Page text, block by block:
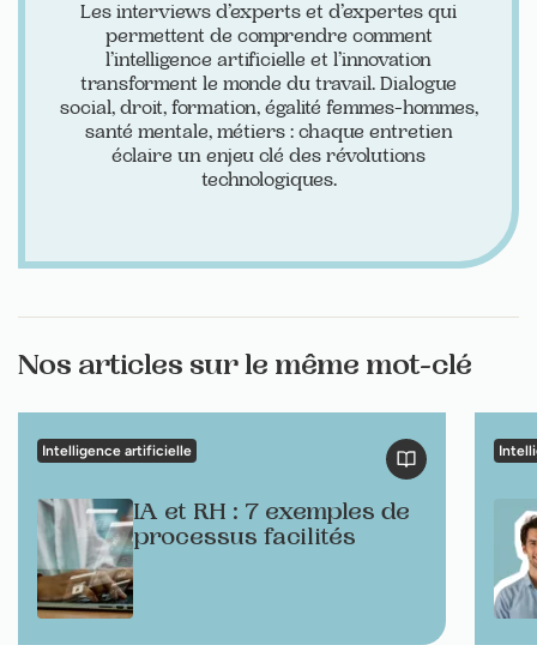
Les interviews d’experts et d’expertes qui
permettent de comprendre comment
l’intelligence artificielle et l’innovation
transforment le monde du travail. Dialogue
social, droit, formation, égalité femmes-hommes,
santé mentale, métiers : chaque entretien
éclaire un enjeu clé des révolutions
technologiques.
Nos articles sur le même mot-clé
Intelligence artificielle
IA et RH : 7 exemples de
processus facilités